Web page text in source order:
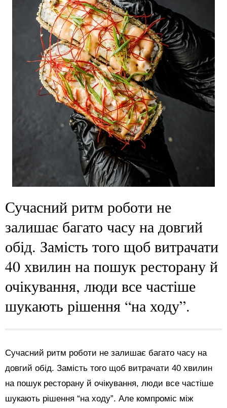
Сучасний ритм роботи не
залишає багато часу на довгий
обід. Замість того щоб витрачати
40 хвилин на пошук ресторану й
очікування, люди все частіше
шукають рішення “на ходу”.
Сучасний ритм роботи не залишає багато часу на
довгий обід. Замість того щоб витрачати 40 хвилин
на пошук ресторану й очікування, люди все частіше
шукають рішення “на ходу”. Але компроміс між